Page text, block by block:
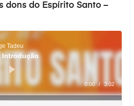
dons do Espírito Santo –
Tadeu
Introdução
0:00 / 3:02